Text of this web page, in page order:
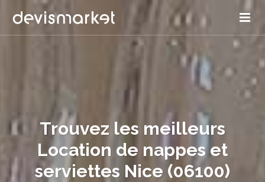
Trouvez les meilleurs
Location de nappes et
serviettes Nice (06100)